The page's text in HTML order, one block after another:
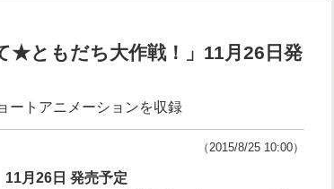
★ともだち大作戦！」11月26日発
ートアニメーションを収録
（2015/8/25 10:00）
11月26日 発売予定